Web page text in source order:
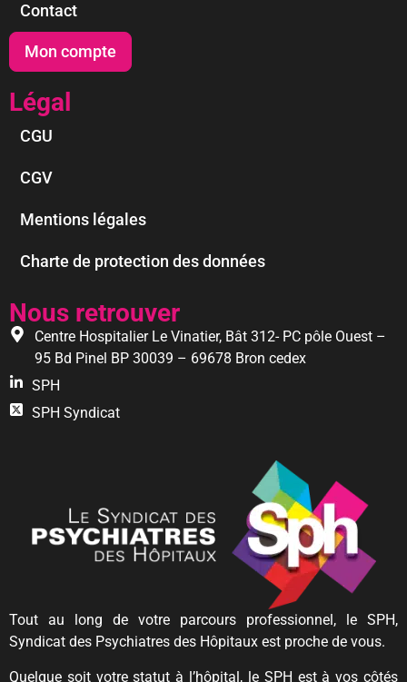
Contact
Mon compte
Légal
CGU
CGV
Mentions légales
Charte de protection des données
Nous retrouver
Centre Hospitalier Le Vinatier, Bât 312- PC pôle Ouest –
95 Bd Pinel BP 30039 – 69678 Bron cedex
SPH
SPH Syndicat
Tout au long de votre parcours professionnel, le SPH,
Syndicat des Psychiatres des Hôpitaux est proche de vous.
Quelque soit votre statut à l’hôpital, le SPH est à vos côtés